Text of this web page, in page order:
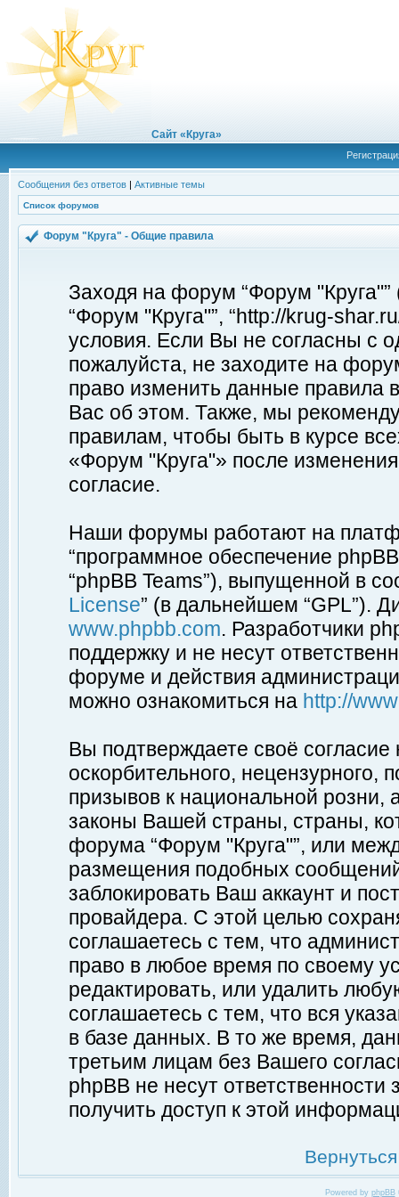
Сайт «Круга»
Сообщения без ответов | Активные темы
Список форумов
Форум "Круга" - Общие правила
Заходя на форум “Форум
“Форум "Круга"”, “http://krug-
условия. Если Вы не согласны с
пожалуйста, не заходите на
право изменить данные правила
Вас об этом. Также, мы
правилам, чтобы быть в курсе
«Форум "Круга"» после
согласие.
Наши форумы работают на
“программное обеспечение
“phpBB Teams”), выпущенной в
License” (в дальнейшем “GPL”).
www.phpbb.com. Разработчики
поддержку и не несут
форуме и действия
можно ознакомиться на http://
Вы подтверждаете своё
оскорбительного, нецензурного,
призывов к национальной
законы Вашей страны, страны,
форума “Форум "Круга"”, или
размещения подобных
заблокировать Ваш аккаунт и
провайдера. С этой целью
соглашаетесь с тем, что
право в любое время по своему
редактировать, или удалить
соглашаетесь с тем, что вся
в базе данных. В то же время,
третьим лицам без Вашего
phpBB не несут ответственности
получить доступ к этой
Powered by phpBB